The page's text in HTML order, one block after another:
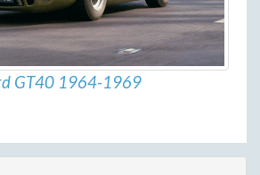
GT40 1964-1969